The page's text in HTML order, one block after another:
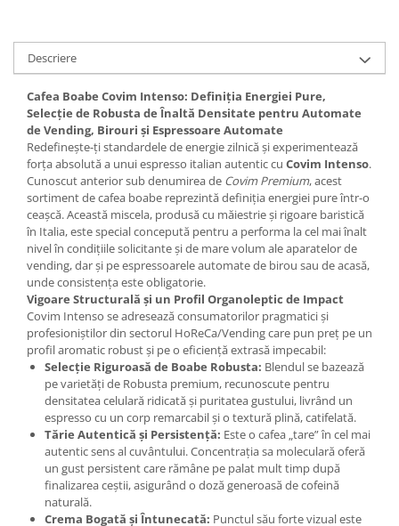
Descriere
Cafea Boabe Covim Intenso: Definiția Energiei Pure,
Selecție de Robusta de Înaltă Densitate pentru Automate
de Vending, Birouri și Espressoare Automate
Redefinește-ți standardele de energie zilnică și experimentează
forța absolută a unui espresso italian autentic cu Covim Intenso.
Cunoscut anterior sub denumirea de Covim Premium, acest
sortiment de cafea boabe reprezintă definiția energiei pure într-o
ceașcă. Această miscela, produsă cu măiestrie și rigoare baristică
în Italia, este special concepută pentru a performa la cel mai înalt
nivel în condițiile solicitante și de mare volum ale aparatelor de
vending, dar și pe espressoarele automate de birou sau de acasă,
unde consistența este obligatorie.
Vigoare Structurală și un Profil Organoleptic de Impact
Covim Intenso se adresează consumatorilor pragmatici și
profesioniștilor din sectorul HoReCa/Vending care pun preț pe un
profil aromatic robust și pe o eficiență extrasă impecabil:
Selecție Riguroasă de Boabe Robusta: Blendul se bazează
pe varietăți de Robusta premium, recunoscute pentru
densitatea celulară ridicată și puritatea gustului, livrând un
espresso cu un corp remarcabil și o textură plină, catifelată.
Tărie Autentică și Persistență: Este o cafea „tare” în cel mai
autentic sens al cuvântului. Concentrația sa moleculară oferă
un gust persistent care rămâne pe palat mult timp după
finalizarea ceștii, asigurând o doză generoasă de cofeină
naturală.
Crema Bogată și Întunecată: Punctul său forte vizual este